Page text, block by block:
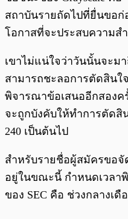
สถาบันรายถัดไปที่ยื่นขอก่
โอกาสที่จะประสบความสำ
เขาไม่แน่ใจว่าวันนั้นจะมา
สามารถชะลอการตัดสินใ
พิจารณาข้อเสนออีกสอง
จะถูกบังคับให้ทำการตัด
240 เป็นต้นไป
สำหรับรายชื่อผู้สมัครขอ
อยู่ในขณะนี้ กำหนดเวลา
ของ SEC คือ ช่วงกลางเ